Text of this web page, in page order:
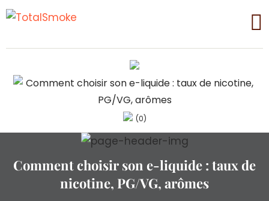
(0)
Comment choisir son e-liquide : taux de
nicotine, PG/VG, arômes